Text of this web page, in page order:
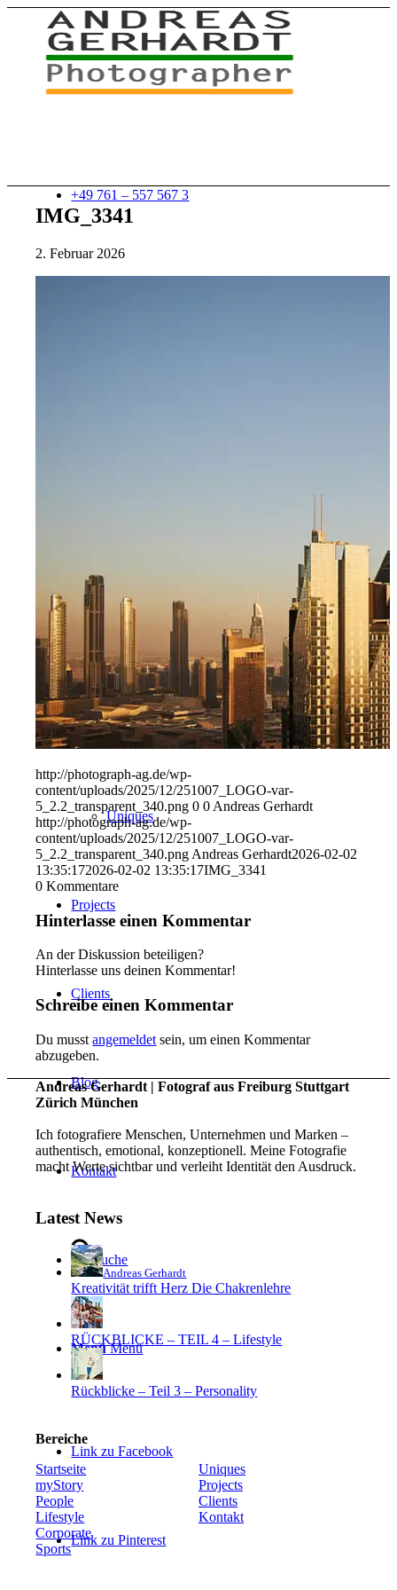
+49 761 – 557 567 3
Corporate
Sports
Uniques
Projects
Clients
Blog
Kontakt
Suche
Menü Menü
Link zu Facebook
Link zu Pinterest
IMG_3341
2. Februar 2026
http://photograph-ag.de/wp-
content/uploads/2025/12/251007_LOGO-var-
5_2.2_transparent_340.png 0 0 Andreas Gerhardt
http://photograph-ag.de/wp-
content/uploads/2025/12/251007_LOGO-var-
5_2.2_transparent_340.png Andreas Gerhardt2026-02-02
13:35:172026-02-02 13:35:17IMG_3341
0 Kommentare
Hinterlasse einen Kommentar
An der Diskussion beteiligen?
Hinterlasse uns deinen Kommentar!
Schreibe einen Kommentar
Du musstangemeldet sein, um einen Kommentar
abzugeben.
Andreas Gerhardt | Fotograf aus Freiburg Stuttgart
Zürich München
Ich fotografiere Menschen, Unternehmen und Marken –
authentisch, emotional, konzeptionell. Meine Fotografie
macht Werte sichtbar und verleiht Identität den Ausdruck.
Latest News
Andreas Gerhardt
Kreativität trifft Herz Die Chakrenlehre
RÜCKBLICKE – TEIL 4 – Lifestyle
Rückblicke – Teil 3 – Personality
Bereiche
Startseite
myStory
People
Lifestyle
Corporate
Sports
Uniques
Projects
Clients
Kontakt